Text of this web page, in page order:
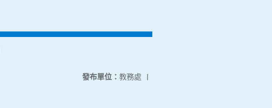
發布單位： 教務處 |